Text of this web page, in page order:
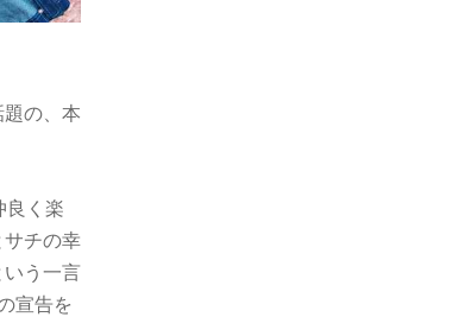
の、本
良く楽
サチの幸
いう一言
宣告を